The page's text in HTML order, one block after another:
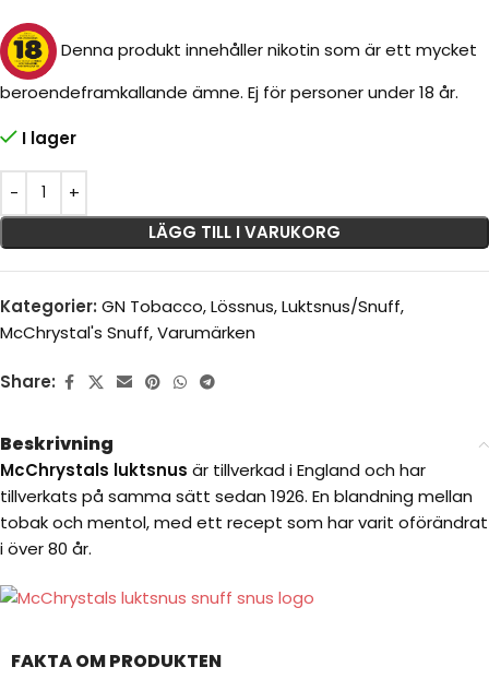
Denna produkt innehåller nikotin som är ett mycket
beroendeframkallande ämne. Ej för personer under 18 år.
I lager
LÄGG TILL I VARUKORG
Kategorier: GN Tobacco,Lössnus,Luktsnus/Snuff,
McChrystal's Snuff,Varumärken
Share:
Beskrivning
McChrystals luktsnus är tillverkad i England och har
tillverkats på samma sätt sedan 1926. En blandning mellan
tobak och mentol, med ett recept som har varit oförändrat
i över 80 år.
FAKTA OM PRODUKTEN